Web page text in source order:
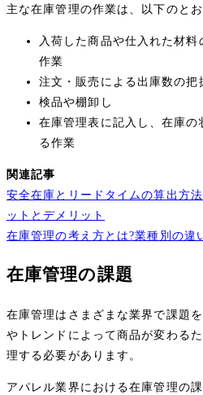
主な在庫管理の作業は、以下のとお
入荷した商品や仕入れた材
作業
注文・販売による出庫数の把
検品や棚卸し
在庫管理表に記入し、在庫
る作業
関連記事
安全在庫とリードタイムの算出方
ットとデメリット
在庫管理の考え方とは?業種別の違
在庫管理の課題
在庫管理はさまざまな業界で課題
やトレンドによって商品が変わる
理する必要があります。
アパレル業界における在庫管理の